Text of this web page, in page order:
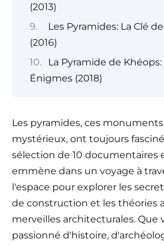
(2013)
Les Pyramides: La Clé
(2016)
La Pyramide de Khéops:
Énigmes (2018)
Les pyramides, ces
mystérieux, ont toujours
sélection de 10 documentaires
emmène dans un voyage à
l'espace pour explorer les
de construction et les théories
merveilles architecturales. Que
passionné d'histoire,